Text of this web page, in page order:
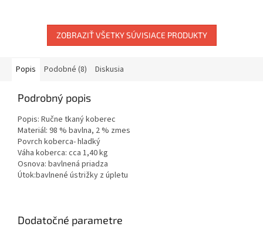
ZOBRAZIŤ VŠETKY SÚVISIACE PRODUKTY
Popis Podobné (8) Diskusia
Podrobný popis
Popis: Ručne tkaný koberec
Materiál: 98 % bavlna, 2 % zmes
Povrch koberca- hladký
Váha koberca: cca 1,40 kg
Osnova: bavlnená priadza
Útok:bavlnené ústrižky z úpletu
Dodatočné parametre